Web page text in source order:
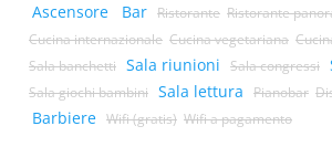
Ascensore
Bar Ristorante Ristorante
Cucina internazionale Cucina vegetariana
Sala banchetti Sala riunioni Sala congressi
Sala giochi bambini Sala lettura Pianobar
Barbiere Wifi (gratis) Wifi a pagamento